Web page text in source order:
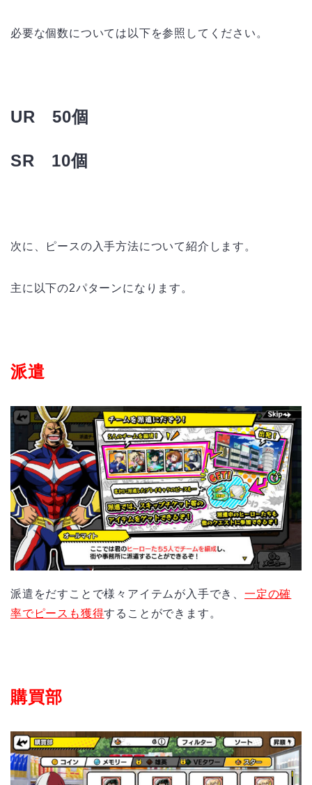
必要な個数については以下を参照してください。
UR 50個
SR 10個
次に、ピースの入手方法について紹介します。
主に以下の2パターンになります。
派遣
派遣をだすことで様々アイテムが入手でき、 一定の確
率でピースも獲得することができます。
購買部